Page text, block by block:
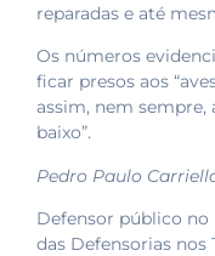
reparadas e até
Os números
ficar presos aos
assim, nem sempre,
baixo”.
Pedro Paulo
Defensor público no
das Defensorias nos